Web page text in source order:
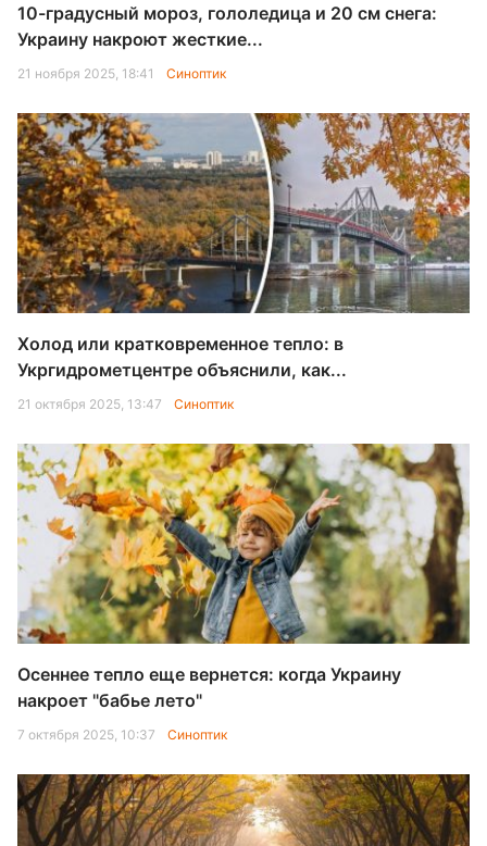
10-градусный мороз, гололедица и 20 см снега:
Украину накроют жесткие...
21 ноября 2025, 18:41 Синоптик
Холод или кратковременное тепло: в
Укргидрометцентре объяснили, как...
21 октября 2025, 13:47 Синоптик
Осеннее тепло еще вернется: когда Украину
накроет "бабье лето"
7 октября 2025, 10:37 Синоптик